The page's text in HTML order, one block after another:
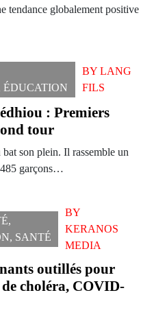
tendance globalement positive
ÉDUCATION
BY LANG
FILS
: Premiers
tour
son plein. Il rassemble un
garçons…
,
, SANTÉ
BY
KERANOS
MEDIA
outillés pour
choléra, COVID-